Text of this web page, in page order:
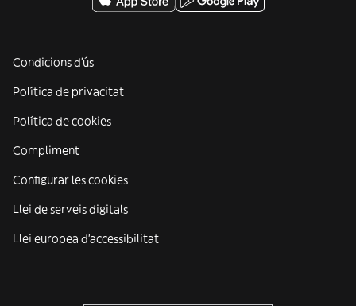
Condicions d'ús
Política de privacitat
Política de cookies
Compliment
Configurar les cookies
Llei de serveis digitals
Llei europea d'accessibilitat